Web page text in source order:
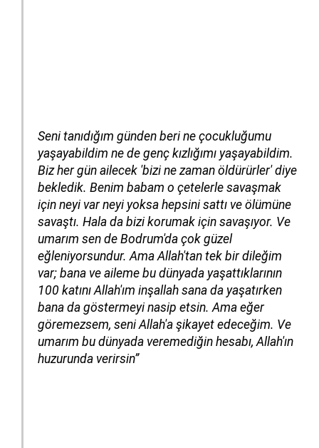
Seni tanıdığım günden beri ne çocukluğumu
yaşayabildim ne de genç kızlığımı yaşayabildim.
Biz her gün ailecek 'bizi ne zaman öldürürler' diye
bekledik. Benim babam o çetelerle savaşmak
için neyi var neyi yoksa hepsini sattı ve ölümüne
savaştı. Hala da bizi korumak için savaşıyor. Ve
umarım sen de Bodrum'da çok güzel
eğleniyorsundur. Ama Allah'tan tek bir dileğim
var; bana ve aileme bu dünyada yaşattıklarının
100 katını Allah'ım inşallah sana da yaşatırken
bana da göstermeyi nasip etsin. Ama eğer
göremezsem, seni Allah'a şikayet edeceğim. Ve
umarım bu dünyada veremediğin hesabı, Allah'ın
huzurunda verirsin”